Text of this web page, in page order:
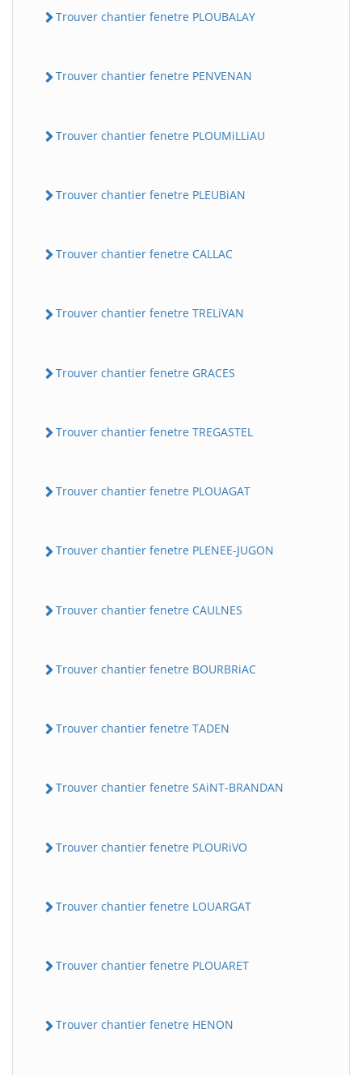
Trouver chantier fenetre PLOUBALAY
Trouver chantier fenetre PENVENAN
Trouver chantier fenetre PLOUMiLLiAU
Trouver chantier fenetre PLEUBiAN
Trouver chantier fenetre CALLAC
Trouver chantier fenetre TRELiVAN
Trouver chantier fenetre GRACES
Trouver chantier fenetre TREGASTEL
Trouver chantier fenetre PLOUAGAT
Trouver chantier fenetre PLENEE-JUGON
Trouver chantier fenetre CAULNES
Trouver chantier fenetre BOURBRiAC
Trouver chantier fenetre TADEN
Trouver chantier fenetre SAiNT-BRANDAN
Trouver chantier fenetre PLOURiVO
Trouver chantier fenetre LOUARGAT
Trouver chantier fenetre PLOUARET
Trouver chantier fenetre HENON